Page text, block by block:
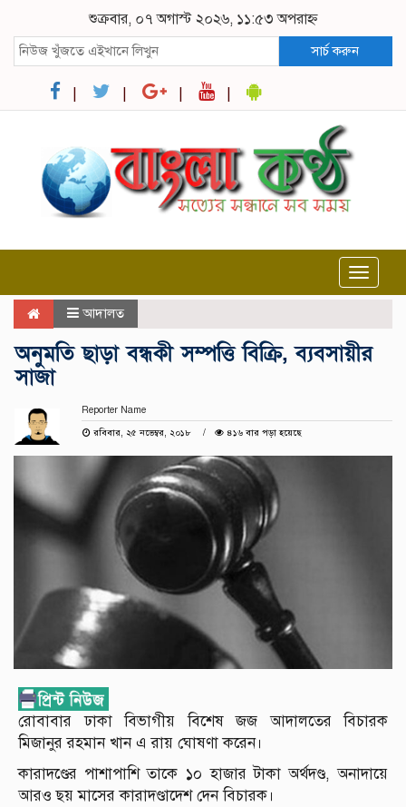
শুক্রবার, ০৭ অগাস্ট ২০২৬, ১১:৫৩ অপরাহ্ন
সার্চ করুন
Toggle
আদালত
অনুমতি ছাড়া বন্ধকী সম্পত্তি বিক্রি, ব্যবসায়ীর
সাজা
Reporter Name
রবিবার, ২৫ নভেম্বর, ২০১৮
৪১৬ বার পড়া হয়েছে
রোবাবার ঢাকা বিভাগীয় বিশেষ জজ আদালতের বিচারক
মিজানুর রহমান খান এ রায় ঘোষণা করেন।
কারাদণ্ডের পাশাপাশি তাকে ১০ হাজার টাকা অর্থদণ্ড, অনাদায়ে
আরও ছয় মাসের কারাদণ্ডাদেশ দেন বিচারক।